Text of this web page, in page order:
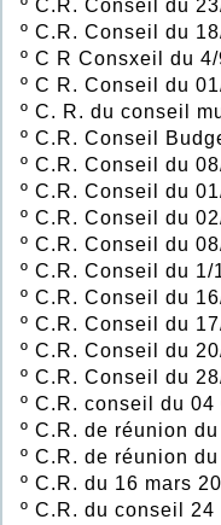
º C.R. Conseil du
º C.R. Conseil du
º C R Consxeil du
º C R. Conseil du
º C. R. du conseil
º C.R. Conseil
º C.R. Conseil du
º C.R. Conseil du
º C.R. Conseil du
º C.R. Conseil du
º C.R. Conseil du 1/
º C.R. Conseil du
º C.R. Conseil du
º C.R. Conseil du
º C.R. Conseil du
º C.R. conseil du 04
º C.R. de réunion
º C.R. de réunion
º C.R. du 16 mars
º C.R. du conseil 24